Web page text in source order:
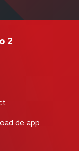
2
de app